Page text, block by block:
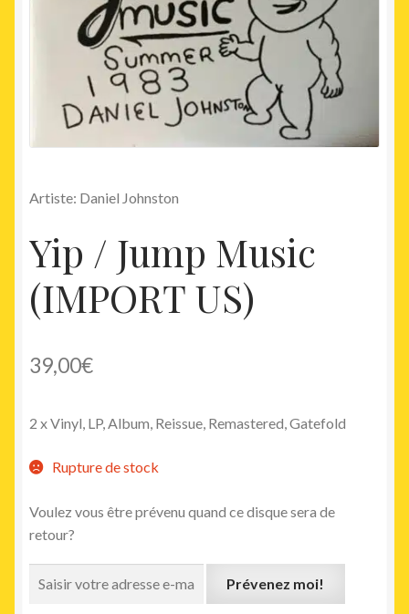
Artiste: Daniel Johnston
Yip / Jump Music
(IMPORT US)
39,00€
2 x Vinyl, LP, Album, Reissue, Remastered, Gatefold
Rupture de stock
Voulez vous être prévenu quand ce disque sera de
retour?
Prévenez moi!